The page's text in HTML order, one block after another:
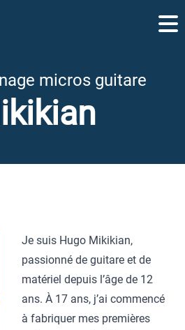
micros guitare
Je suis Hugo Mikikian,
passionné de guitare et de
matériel depuis l’âge de 12
ans. À 17 ans, j’ai commencé
à fabriquer mes premières